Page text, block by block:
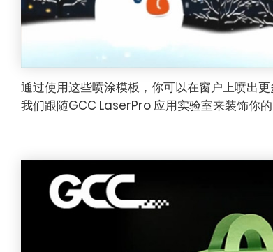
通过使用这些喷涂模板，你可以在窗户上喷出
我们跟随GCC LaserPro 应用实验室来装饰你